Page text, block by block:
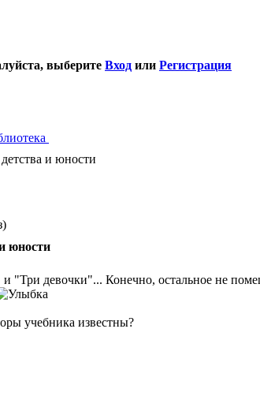
выберите Вход или Регистрация
и юности
юности
"Три девочки"... Конечно, остальное не
учебника известны?